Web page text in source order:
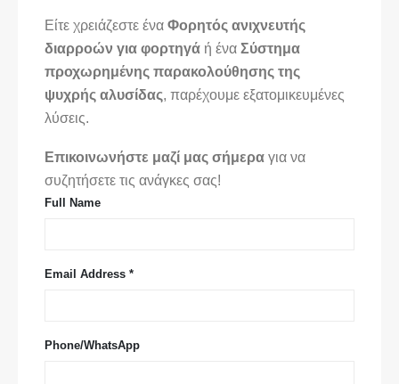
Είτε χρειάζεστε ένα Φορητός ανιχνευτής
διαρροών για φορτηγά ή ένα Σύστημα
προχωρημένης παρακολούθησης της
ψυχρής αλυσίδας, παρέχουμε εξατομικευμένες
λύσεις.
Επικοινωνήστε μαζί μας σήμερα για να
συζητήσετε τις ανάγκες σας!
Full Name
Email Address *
Phone/WhatsApp